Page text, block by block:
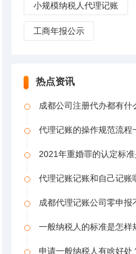
小规模纳税人代理记账
工商年报公示
热点资讯
成都公司注册代办都有什么优点呢？
代理记账的操作规范流程
2021年重婚罪的认定标准是什么
代理记账记账和自己记账
成都代理记账公司零申报不用缴
一般纳税人的标准是怎样
申请一般纳税人有啥好处